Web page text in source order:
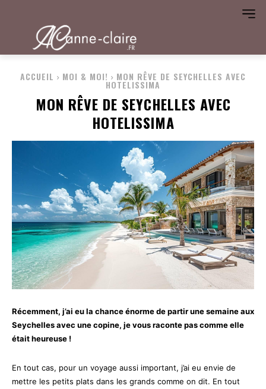
ACCUEIL MOI & MOI! MON RÊVE DE SEYCHELLES AVEC
HOTELISSIMA
MON RÊVE DE SEYCHELLES AVEC
HOTELISSIMA
Récemment, j’ai eu la chance énorme de partir une semaine aux
Seychelles avec une copine, je vous raconte pas comme elle
était heureuse !
En tout cas, pour un voyage aussi important, j’ai eu envie de
mettre les petits plats dans les grands comme on dit. En tout